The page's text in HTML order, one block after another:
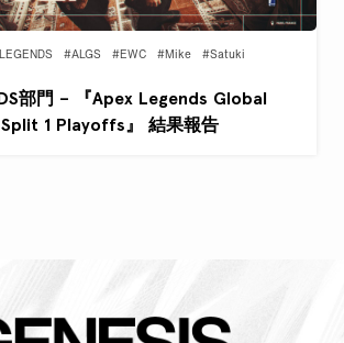
#ALGS #EWC #Mike
#Satuki
部門 – 『Apex Legends Global
1 Playoffs』 結果報告